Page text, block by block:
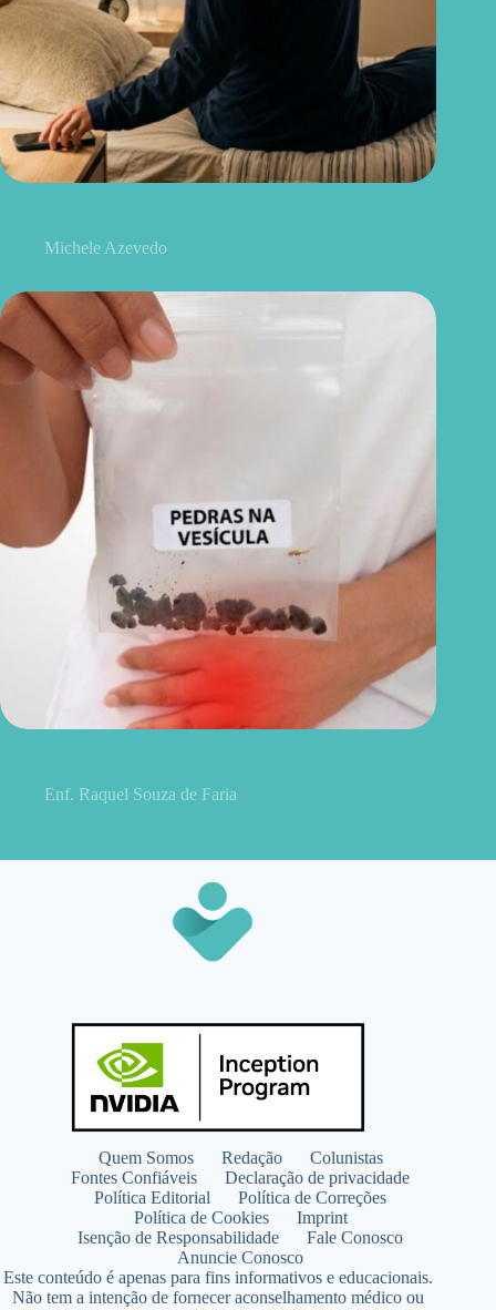
Michele Azevedo
Enf. Raquel Souza de Faria
Quem Somos Redação
Colunistas
Fontes Confiáveis
Declaração de privacidade
Política Editorial
Política de Correções
Política de Cookies
Imprint
Isenção de Responsabilidade
Fale Conosco
Anuncie Conosco
Este conteúdo é apenas para fins informativos e educacionais.
Não tem a intenção de fornecer aconselhamento médico ou